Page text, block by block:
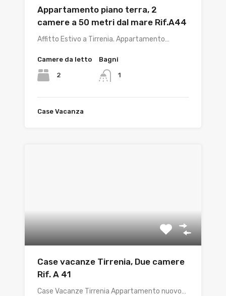
Appartamento piano terra, 2
camere a 50 metri dal mare Rif.A44
Affitto Estivo a Tirrenia. Appartamento…
Camere da letto
2
Bagni
1
Case Vacanza
Case vacanze Tirrenia, Due camere
Rif. A 41
Case Vacanze Tirrenia Appartamento nuovo…